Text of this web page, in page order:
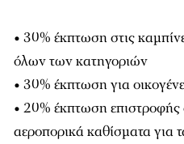
• 30% έκπτωση στις
όλων των κατηγοριών
• 30% έκπτωση για
• 20% έκπτωση επιστροφής
αεροπορικά καθίσματα για